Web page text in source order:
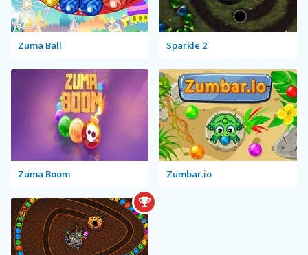
Zuma Ball Sparkle 2
Zuma Boom Zumbar.io